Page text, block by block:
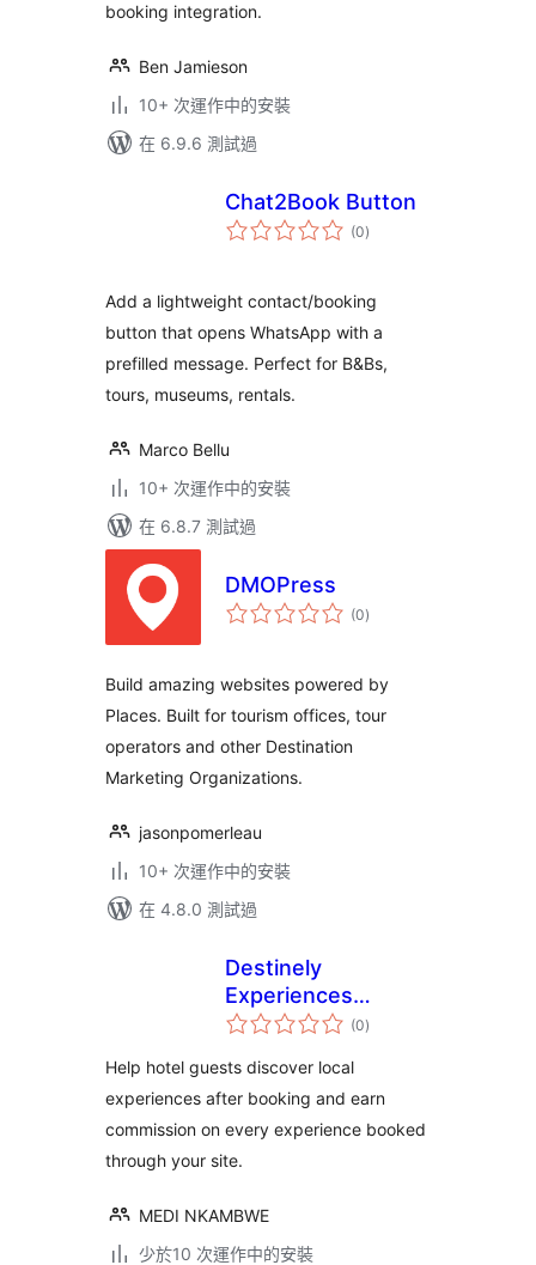
booking integration.
Ben Jamieson
10+ 次運作中的安裝
在 6.9.6 測試過
Chat2Book Button
(0總
評)
Add a lightweight contact/booking
button that opens WhatsApp with a
prefilled message. Perfect for B&Bs,
tours, museums, rentals.
Marco Bellu
10+ 次運作中的安裝
在 6.8.7 測試過
DMOPress
(0總
評)
Build amazing websites powered by
Places. Built for tourism offices, tour
operators and other Destination
Marketing Organizations.
jasonpomerleau
10+ 次運作中的安裝
在 4.8.0 測試過
Destinely
Experiences
Widget
(0總
評)
Help hotel guests discover local
experiences after booking and earn
commission on every experience booked
through your site.
MEDI NKAMBWE
少於10 次運作中的安裝